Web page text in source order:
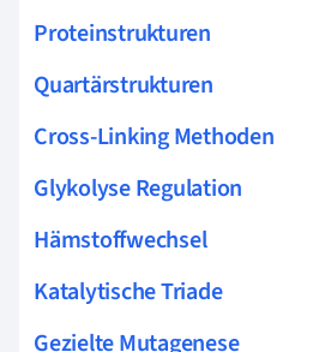
Proteinstrukturen
Quartärstrukturen
Cross-Linking Methoden
Glykolyse Regulation
Hämstoffwechsel
Katalytische Triade
Gezielte Mutagenese